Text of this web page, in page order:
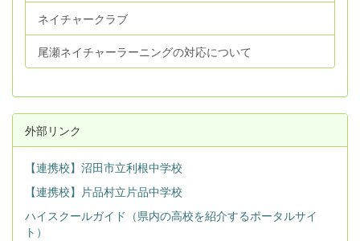
ネイチャークラブ
尾瀬ネイチャーラーニングの対応について
外部リンク
【連携校】沼田市立利根中学校
【連携校】片品村立片品中学校
ハイスクールガイド（県内の高校を紹介するポータルサイ
ト）